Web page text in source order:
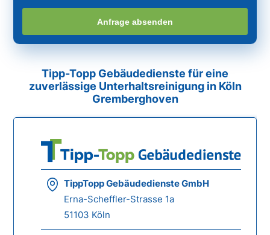
Anfrage absenden
Tipp-Topp Gebäudedienste für eine
zuverlässige Unterhaltsreinigung in Köln
Gremberghoven
TippTopp Gebäudedienste GmbH
Erna-Scheffler-Strasse 1a
51103 Köln